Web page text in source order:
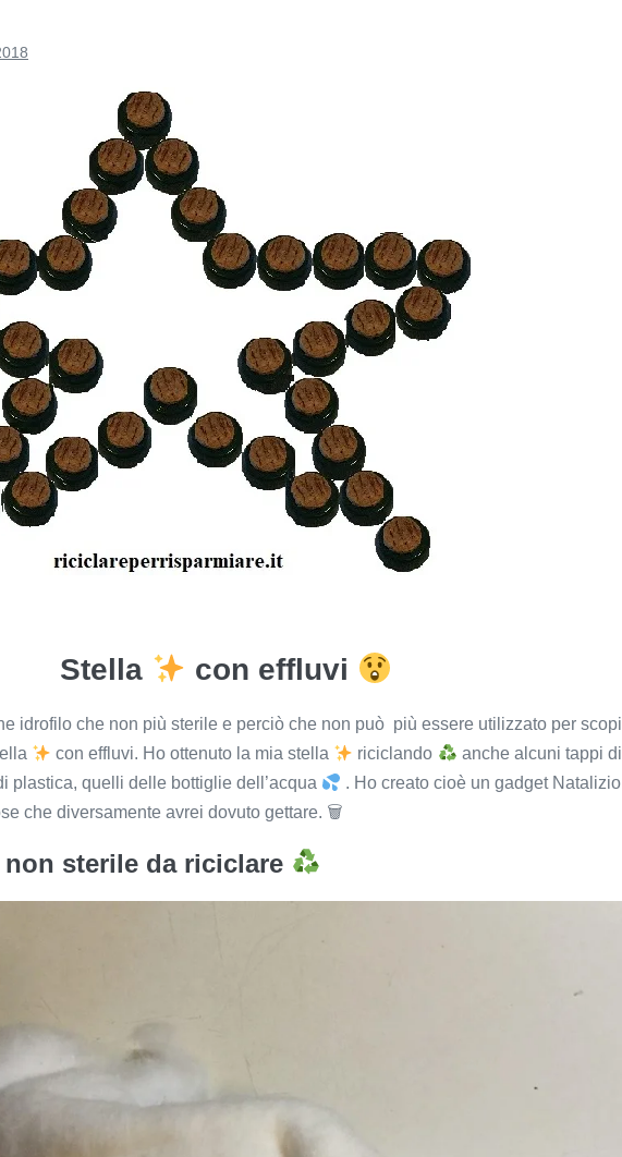
Stella con effluvi
idrofilo che non più sterile e perciò che non può più essere utilizzato per scopi
con effluvi. Ho ottenuto la mia stella riciclando
anche alcuni tappi di
plastica, quelli delle bottiglie dell’acqua
. Ho creato cioè un gadget Natalizio
che diversamente avrei dovuto gettare. 🗑
sterile da riciclare